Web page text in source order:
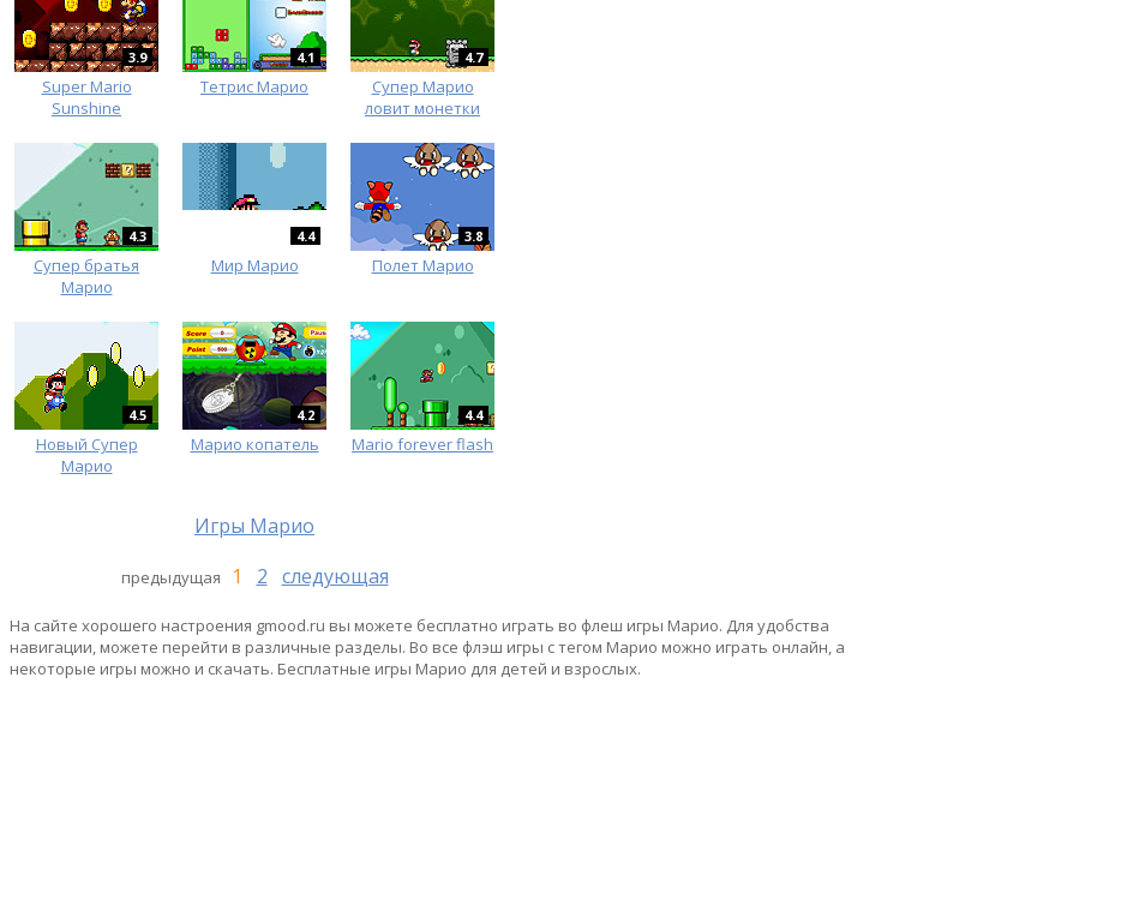
3.9
Super Mario
Sunshine
4.1
Тетрис Марио
4.7
Супер Марио
ловит монетки
4.3
Супер братья
Марио
4.4
Мир Марио
3.8
Полет Марио
4.5
Новый Супер
Марио
4.2
Марио копатель
4.4
Mario forever flash
Игры Марио
предыдущая 1 2 следующая
На сайте хорошего настроения gmood.ru вы можете бесплатно играть во флеш игры Марио. Для удобства
навигации, можете перейти в различные разделы. Во все флэш игры с тегом Марио можно играть онлайн, а
некоторые игры можно и скачать. Бесплатные игры Марио для детей и взрослых.